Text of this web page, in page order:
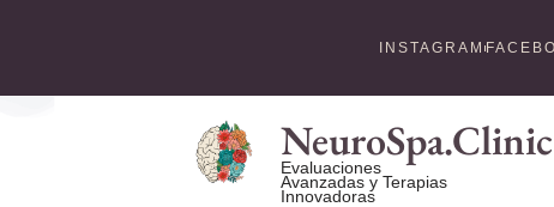
INSTAGRAM
NeuroSpa.Clinic
Evaluaciones
Avanzadas y Terapias
Innovadoras